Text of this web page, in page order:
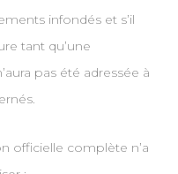
infondés et s’il
tant qu’une
pas été adressée à
officielle complète n’a